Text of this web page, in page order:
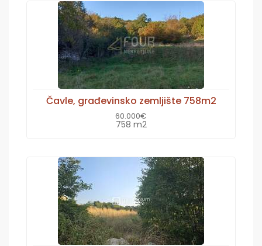
Čavle, građevinsko zemljište 758m2
60.000€
758 m2